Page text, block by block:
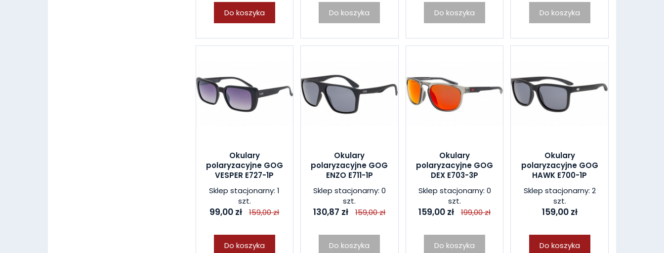
Do koszyka Do koszyka Do koszyka Do koszyka
Okulary
polaryzacyjne GOG
VESPER E727-1P
Sklep stacjonarny: 1
szt.
99,00 zł 159,00 zł
Do koszyka
Okulary
polaryzacyjne GOG
ENZO E711-1P
Sklep stacjonarny: 0
szt.
130,87 zł 159,00 zł
Do koszyka
Okulary
polaryzacyjne GOG
DEX E703-3P
Sklep stacjonarny: 0
szt.
159,00 zł 199,00 zł
Do koszyka
Okulary
polaryzacyjne GOG
HAWK E700-1P
Sklep stacjonarny: 2
szt.
159,00 zł
Do koszyka